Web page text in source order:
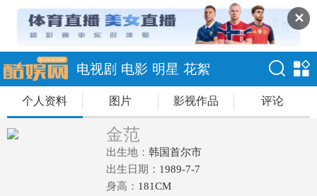
✕
电视剧 电影 明星 花絮
个人资料 图片 影视作品 评论
金范
出生地： 韩国首尔市
出生日期： 1989-7-7
身高： 181CM